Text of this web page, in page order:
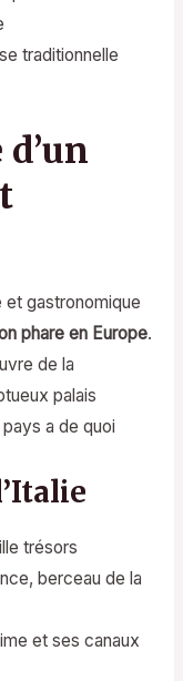
traditionnelle
et gastronomique
phare en Europe.
de la
palais
a de quoi
trésors
berceau de la
et ses canaux